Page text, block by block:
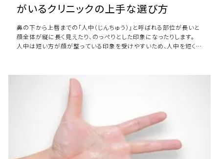
がいるクリニックの上手な選び方
鼻の下から上唇までの「人中（じんちゅう）」と呼ばれる部位が長いと
顔全体が縦に長く見えたり、のっぺりとした印象になったりします。
人中は短い方が顔が整っている印象を受けやすいため、人中を短くし